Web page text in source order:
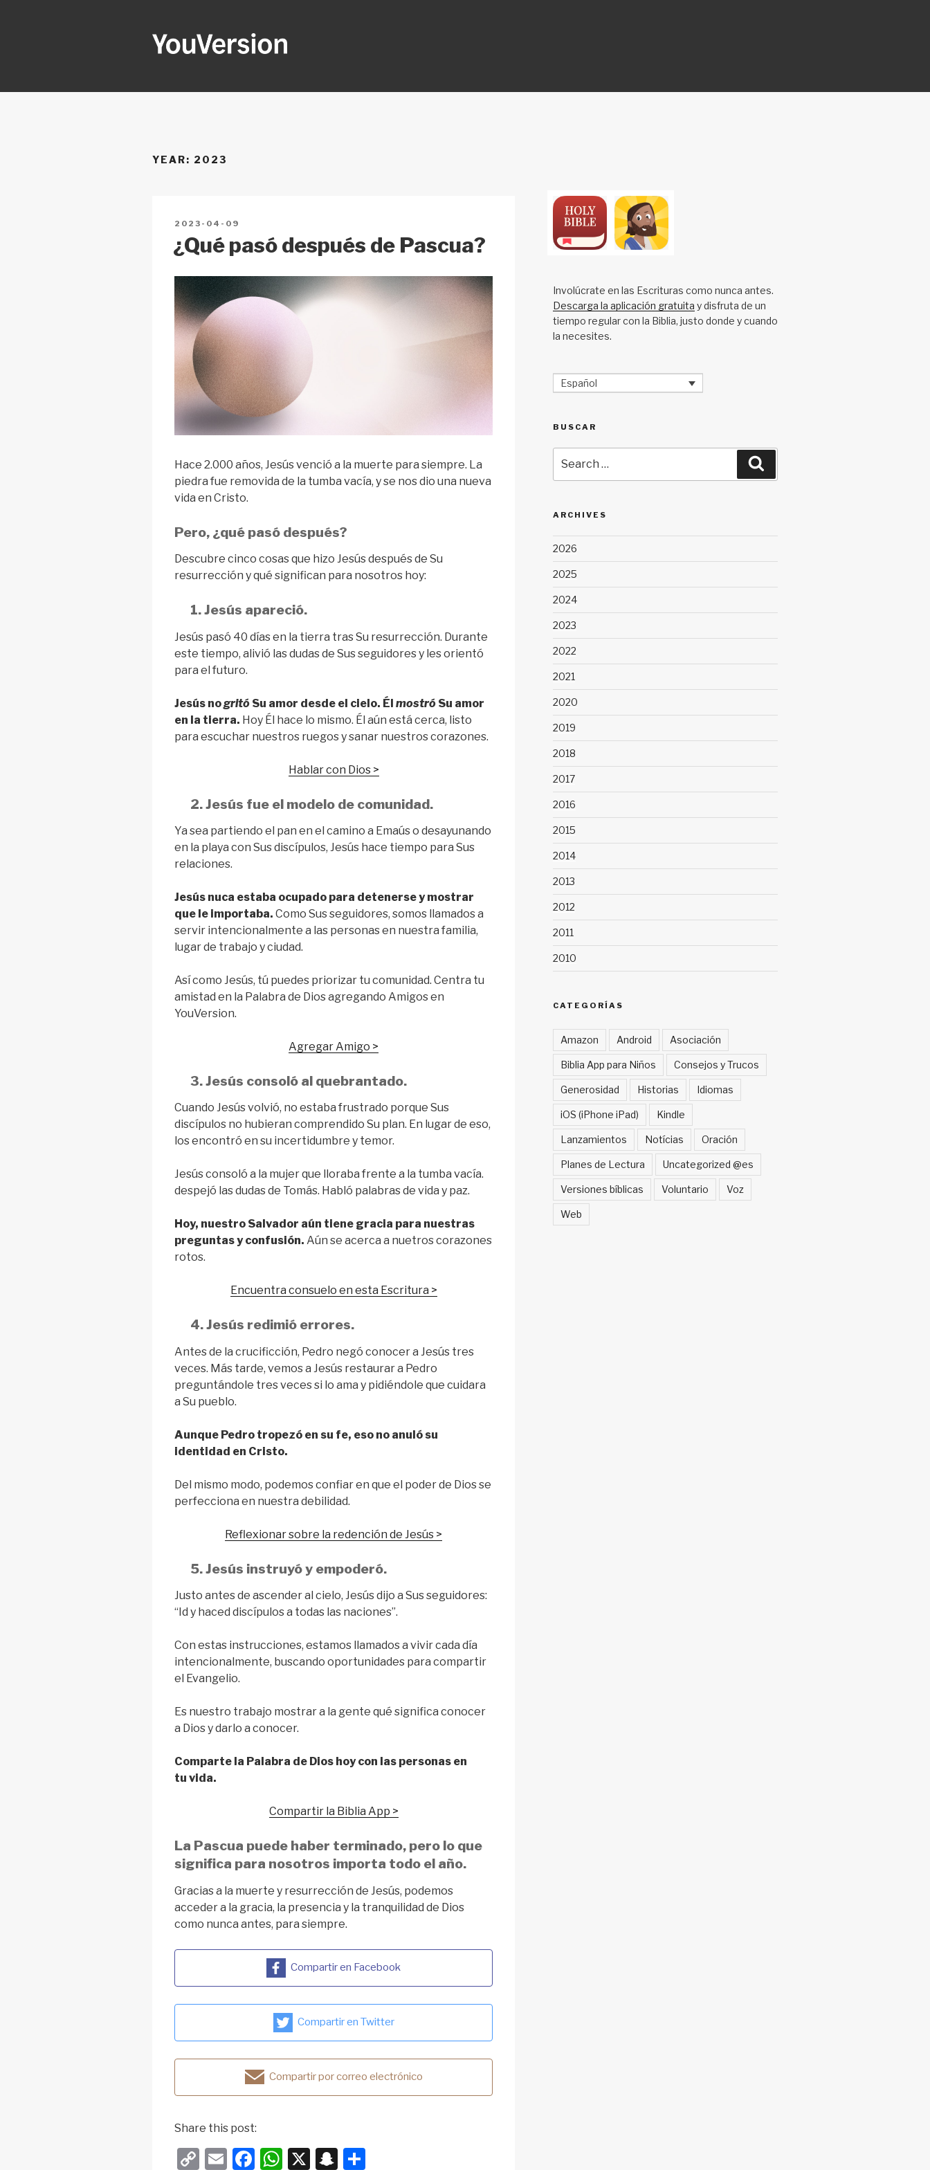
YEAR: 2023
POSTED
2023-04-09
¿Qué pasó después de Pascua?
Hace 2.000 años, Jesús venció a la muerte para siempre. La
piedra fue removida de la tumba vacía, y se nos dio una nueva
vida en Cristo.
Pero, ¿qué pasó después?
Descubre cinco cosas que hizo Jesús después de Su
resurrección y qué significan para nosotros hoy:
1. Jesús apareció.
Jesús pasó 40 días en la tierra tras Su resurrección. Durante
este tiempo, alivió las dudas de Sus seguidores y les orientó
para el futuro.
Jesús nogritó Su amor desde el cielo. Él mostró Su amor
en la tierra. Hoy Él hace lo mismo. Él aún está cerca, listo
para escuchar nuestros ruegos y sanar nuestros corazones.
Hablar con Dios >
2. Jesús fue el modelo de comunidad.
Ya sea partiendo el pan en el camino a Emaús o desayunando
en la playa con Sus discípulos, Jesús hace tiempo para Sus
relaciones.
Jesús nuca estaba ocupado para detenerse y mostrar
que le importaba. Como Sus seguidores, somos llamados a
servir intencionalmente a las personas en nuestra familia,
lugar de trabajo y ciudad.
Así como Jesús, tú puedes priorizar tu comunidad. Centra tu
amistad en la Palabra de Dios agregando Amigos en
YouVersion.
Agregar Amigo >
3. Jesús consoló al quebrantado.
Cuando Jesús volvió, no estaba frustrado porque Sus
discípulos no hubieran comprendido Su plan. En lugar de eso,
los encontró en su incertidumbre y temor.
Jesús consoló a la mujer que lloraba frente a la tumba vacía.
despejó las dudas de Tomás. Habló palabras de vida y paz.
Hoy, nuestro Salvador aún tiene gracia para nuestras
preguntas y confusión. Aún se acerca a nuetros corazones
rotos.
Encuentra consuelo en esta Escritura >
4. Jesús redimió errores.
Antes de la crucificción, Pedro negó conocer a Jesús tres
veces. Más tarde, vemos a Jesús restaurar a Pedro
preguntándole tres veces si lo ama y pidiéndole que cuidara
a Su pueblo.
Aunque Pedro tropezó en su fe, eso no anuló su
identidad en Cristo.
Del mismo modo, podemos confiar en que el poder de Dios se
perfecciona en nuestra debilidad.
Reflexionar sobre la redención de Jesús >
5. Jesús instruyó y empoderó.
Justo antes de ascender al cielo, Jesús dijo a Sus seguidores:
“Id y haced discípulos a todas las naciones”.
Con estas instrucciones, estamos llamados a vivir cada día
intencionalmente, buscando oportunidades para compartir
el Evangelio.
Es nuestro trabajo mostrar a la gente qué significa conocer
a Dios y darlo a conocer.
Comparte la Palabra de Dios hoy con las personas en
tu vida.
Compartir la Biblia App >
La Pascua puede haber terminado, pero lo que
significa para nosotros importa todo el año.
Gracias a la muerte y resurrección de Jesús, podemos
acceder a la gracia, la presencia y la tranquilidad de Dios
como nunca antes, para siempre.
Compartir en Facebook
Compartir en Twitter
Compartir por correo electrónico
Share this post:
C
E
F
W X
S
Involúcrate en las Escrituras como nunca antes.
Descarga la aplicación gratuita y disfruta de un
tiempo regular con la Biblia, justo donde y cuando
la necesites.
Español
BUSCAR
for:
ARCHIVES
2026
2025
2024
2023
2022
2021
2020
2019
2018
2017
2016
2015
2014
2013
2012
2011
2010
CATEGORÍAS
Amazon Android Asociación
Biblia App para Niños Consejos y Trucos
Generosidad Historias Idiomas
iOS (iPhone iPad) Kindle
Lanzamientos Notícias Oración
Planes de Lectura Uncategorized @es
Versiones bíblicas Voluntario Voz
Web